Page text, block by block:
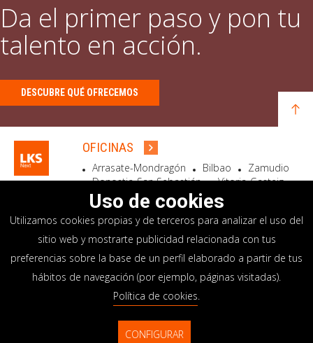
Da el primer paso y pon tu
talento en acción.
DESCUBRE QUÉ OFRECEMOS
OFICINAS
Arrasate-Mondragón Bilbao
Zamudio
Donostia-San Sebastián
Vitoria-Gasteiz
Madrid
El Astillero Bidart
SEDE SOCIAL
Goiru, 7 Arrasate-Mondragón
CP 20500 GIPUZKOA – SPAIN
+34 900 84 14 14
info@lksnext.com
Uso de cookies
Utilizamos cookies propias y de terceros para analizar el uso del
sitio web y mostrarte publicidad relacionada con tus
preferencias sobre la base de un perfil elaborado a partir de tus
hábitos de navegación (por ejemplo, páginas visitadas).
Política de cookies.
CONFIGURAR